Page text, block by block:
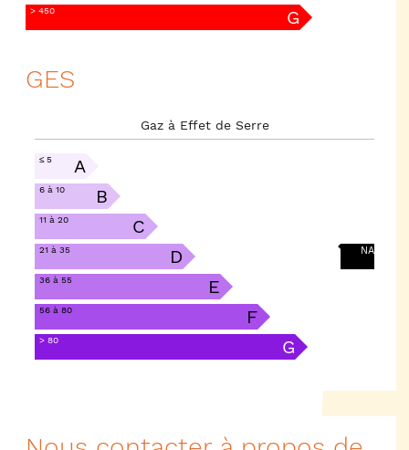
> 450 G
GES
Gaz à Effet de Serre
≤ 5 A
6 à 10 B
11 à 20 C
NA
21 à 35 D
36 à 55 E
56 à 80 F
> 80 G